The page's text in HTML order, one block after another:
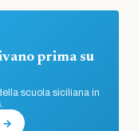
prima su
scuola siciliana in
→